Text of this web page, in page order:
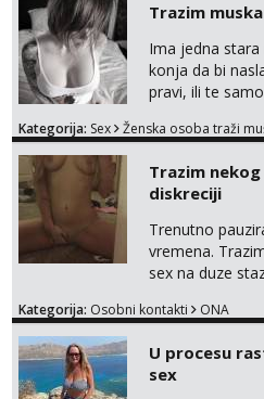
poljupce po
pale,obozavam
kontrolu . javi
me tamo,
Trazim
Ima jedna
konja da bi
pravi, ili te
na sexdater
Kategorija: Sex Ženska osoba traži
Trazim
diskreciji
Trenutno
vremena.
sex na duze
Kategorija: Osobni kontakti ONA
U procesu
sex